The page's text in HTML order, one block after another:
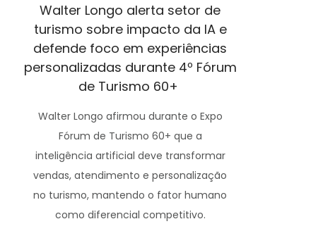
Walter Longo alerta setor de
turismo sobre impacto da IA e
defende foco em experiências
personalizadas durante 4º Fórum
de Turismo 60+
Walter Longo afirmou durante o Expo
Fórum de Turismo 60+ que a
inteligência artificial deve transformar
vendas, atendimento e personalização
no turismo, mantendo o fator humano
como diferencial competitivo.